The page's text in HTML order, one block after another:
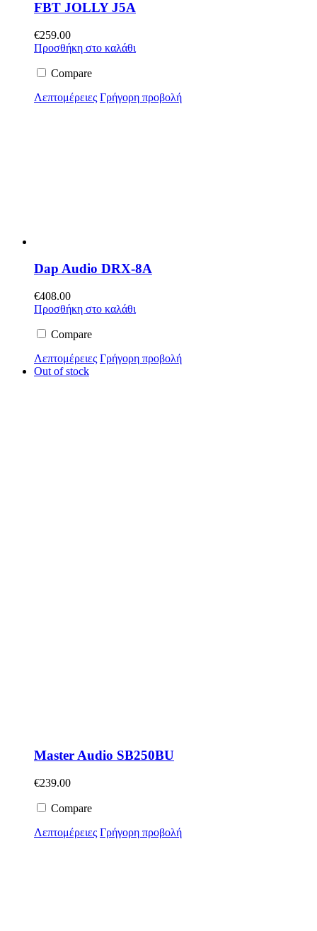
FBT JOLLY J5A
€259.00
Προσθήκη στο καλάθι
Compare
Λεπτομέρειες Γρήγορη προβολή
Dap Audio DRX-8A
€408.00
Προσθήκη στο καλάθι
Compare
Λεπτομέρειες Γρήγορη προβολή
Out of stock
Master Audio SB250BU
€239.00
Compare
Λεπτομέρειες Γρήγορη προβολή